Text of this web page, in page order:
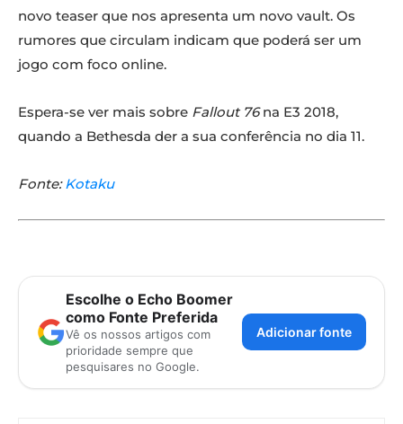
novo teaser que nos apresenta um novo vault. Os
rumores que circulam indicam que poderá ser um
jogo com foco online.
Espera-se ver mais sobre Fallout 76na E3 2018,
quando a Bethesda der a sua conferência no dia 11.
Fonte:Kotaku
Escolhe o Echo Boomer
como Fonte Preferida
Vê os nossos artigos com
prioridade sempre que
pesquisares no Google.
Adicionar fonte